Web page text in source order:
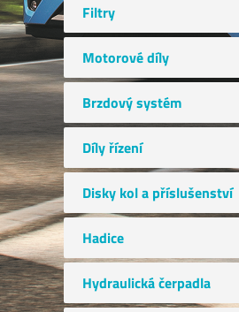
Filtry
Motorové díly
Brzdový systém
Díly řízení
Disky kol a příslušenství
Hadice
Hydraulická čerpadla